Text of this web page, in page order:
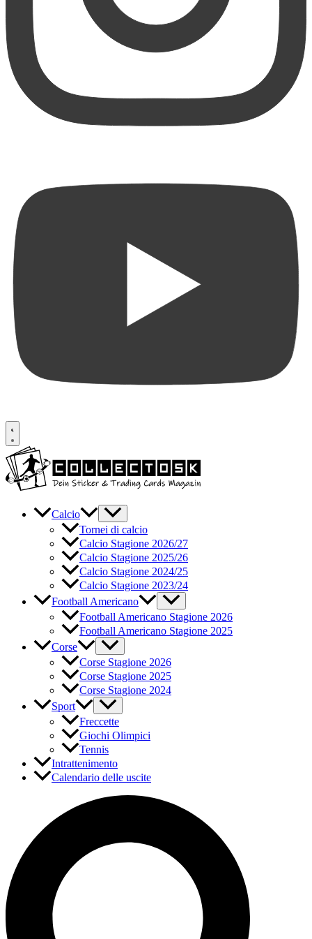
Calcio
Tornei di calcio
Calcio Stagione 2026/27
Calcio Stagione 2025/26
Calcio Stagione 2024/25
Calcio Stagione 2023/24
Football Americano
Football Americano Stagione 2026
Football Americano Stagione 2025
Corse
Corse Stagione 2026
Corse Stagione 2025
Corse Stagione 2024
Sport
Freccette
Giochi Olimpici
Tennis
Intrattenimento
Calendario delle uscite